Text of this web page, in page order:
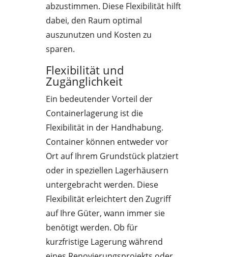
abzustimmen. Diese Flexibilität hilft
dabei, den Raum optimal
auszunutzen und Kosten zu
sparen.
Flexibilität und
Zugänglichkeit
Ein bedeutender Vorteil der
Containerlagerung ist die
Flexibilität in der Handhabung.
Container können entweder vor
Ort auf Ihrem Grundstück platziert
oder in speziellen Lagerhäusern
untergebracht werden. Diese
Flexibilität erleichtert den Zugriff
auf Ihre Güter, wann immer sie
benötigt werden. Ob für
kurzfristige Lagerung während